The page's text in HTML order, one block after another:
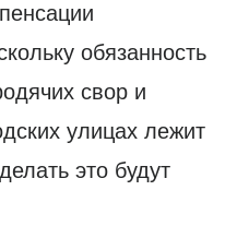
обязанность
свор и
улицах лежит
это будут